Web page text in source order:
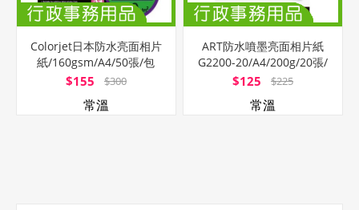
Colorjet日本防水亮面相片
紙/160gsm/A4/50張/包
$155 $300
常溫
ART防水噴墨亮面相片紙
G2200-20/A4/200g/20張/
包
$125 $225
常溫